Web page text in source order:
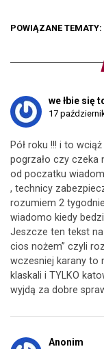
POWIĄZANE TEMATY:
we łbie się
17
Pół roku !!! i to
pogrzało czy czeka
od poczatku
, technicy
rozumiem 2
wiadomo kiedy
Jeszcze ten tekst
cios nożem” czyli
wczesniej karany to
klaskali i TYLKO
wyjdą za dobre
Anonim